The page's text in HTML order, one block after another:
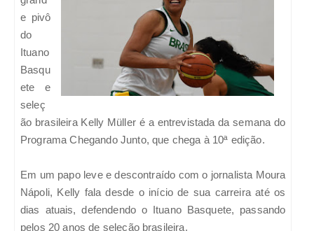
e pivô
do
Ituano
Basqu
ete e
seleç
ão brasileira Kelly Müller é a entrevistada da semana do
Programa Chegando Junto, que chega à 10ª edição.
Em um papo leve e descontraído com o jornalista Moura
Nápoli, Kelly fala desde o início de sua carreira até os
dias atuais, defendendo o Ituano Basquete, passando
pelos 20 anos de seleção brasileira.